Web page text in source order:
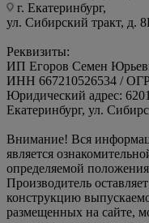
г. Екатеринбург,
ул. Сибирский тракт,
Реквизиты:
ИП Егоров Семен
ИНН 667210526534 /
Юридический адрес:
Екатеринбург, ул.
Внимание! Вся
является
определяемой
Производитель
конструкцию
размещенных на сайте,